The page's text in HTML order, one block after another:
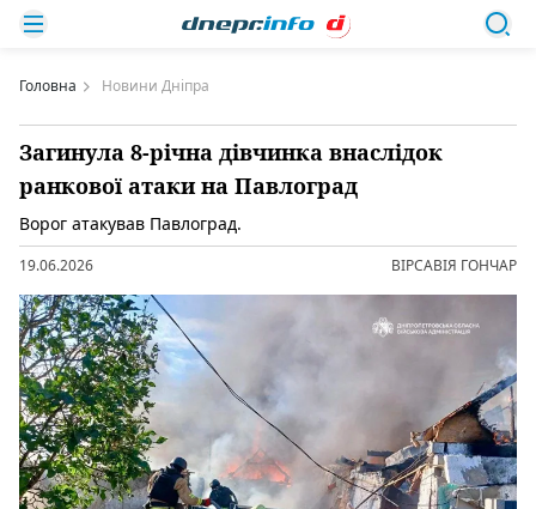
Головна Новини Дніпра
Загинула 8-річна дівчинка внаслідок
ранкової атаки на Павлоград
Ворог атакував Павлоград.
19.06.2026 ВІРСАВІЯ ГОНЧАР